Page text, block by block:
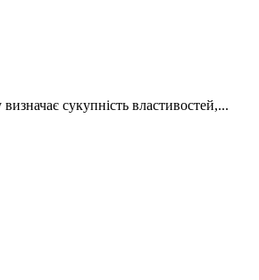
сукупність властивостей,...